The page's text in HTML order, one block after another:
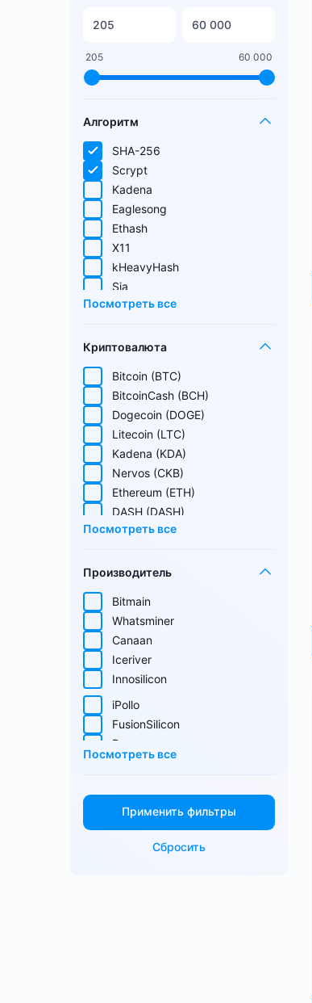
205 60 000
Алгоритм
SHA-256
Scrypt
Kadena
Eaglesong
Ethash
X11
kHeavyHash
Sia
Equihash
Handshake
Lyra2REv2
Cuckatoo31
Randomx
SHA512256d
Ethash4G
Посмотреть все
Криптовалюта
Bitcoin (BTC)
BitcoinCash (BCH)
Dogecoin (DOGE)
Litecoin (LTC)
Kadena (KDA)
Nervos (CKB)
Ethereum (ETH)
DASH (DASH)
EthereumPoW (ETHW)
Zcash (ZEC)
Sia (SC)
ScPrime (SCP)
Handshake (HNS)
Monacoin (MONA)
MWC-CT31 (MWC)
Radiant (RXD)
Bitcoin SV (BSV)
Monero (XMR)
Посмотреть все
Производитель
Выбрать все
Bitmain
Whatsminer
Canaan
Iceriver
Innosilicon
iPollo
FusionSilicon
Dayun
iBeLink
Посмотреть все
Применить фильтры
Сбросить